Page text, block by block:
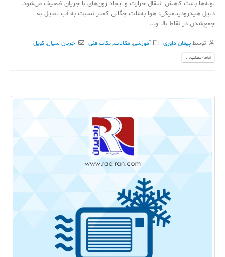
لوله‌ها باعث کاهش انتقال حرارت و ایجاد زون‌های با جریان ضعیف می‌شود.
دلیل هیدرودینامیکی: هوا به‌علت چگالی کمتر نسبت به آب تمایل به
جمع‌شدن در نقاط بالا و...
توسطپیمان داوری آموزشی,مقالات,نکات فنی جریان سیال,کویل
ادامه مطلب...